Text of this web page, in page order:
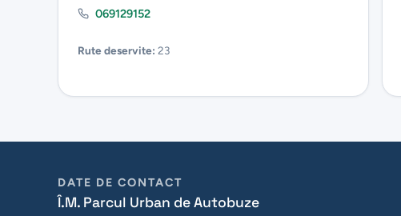
069129152
Rute deservite: 23
DATE DE CONTACT
Î.M. Parcul Urban de Autobuze